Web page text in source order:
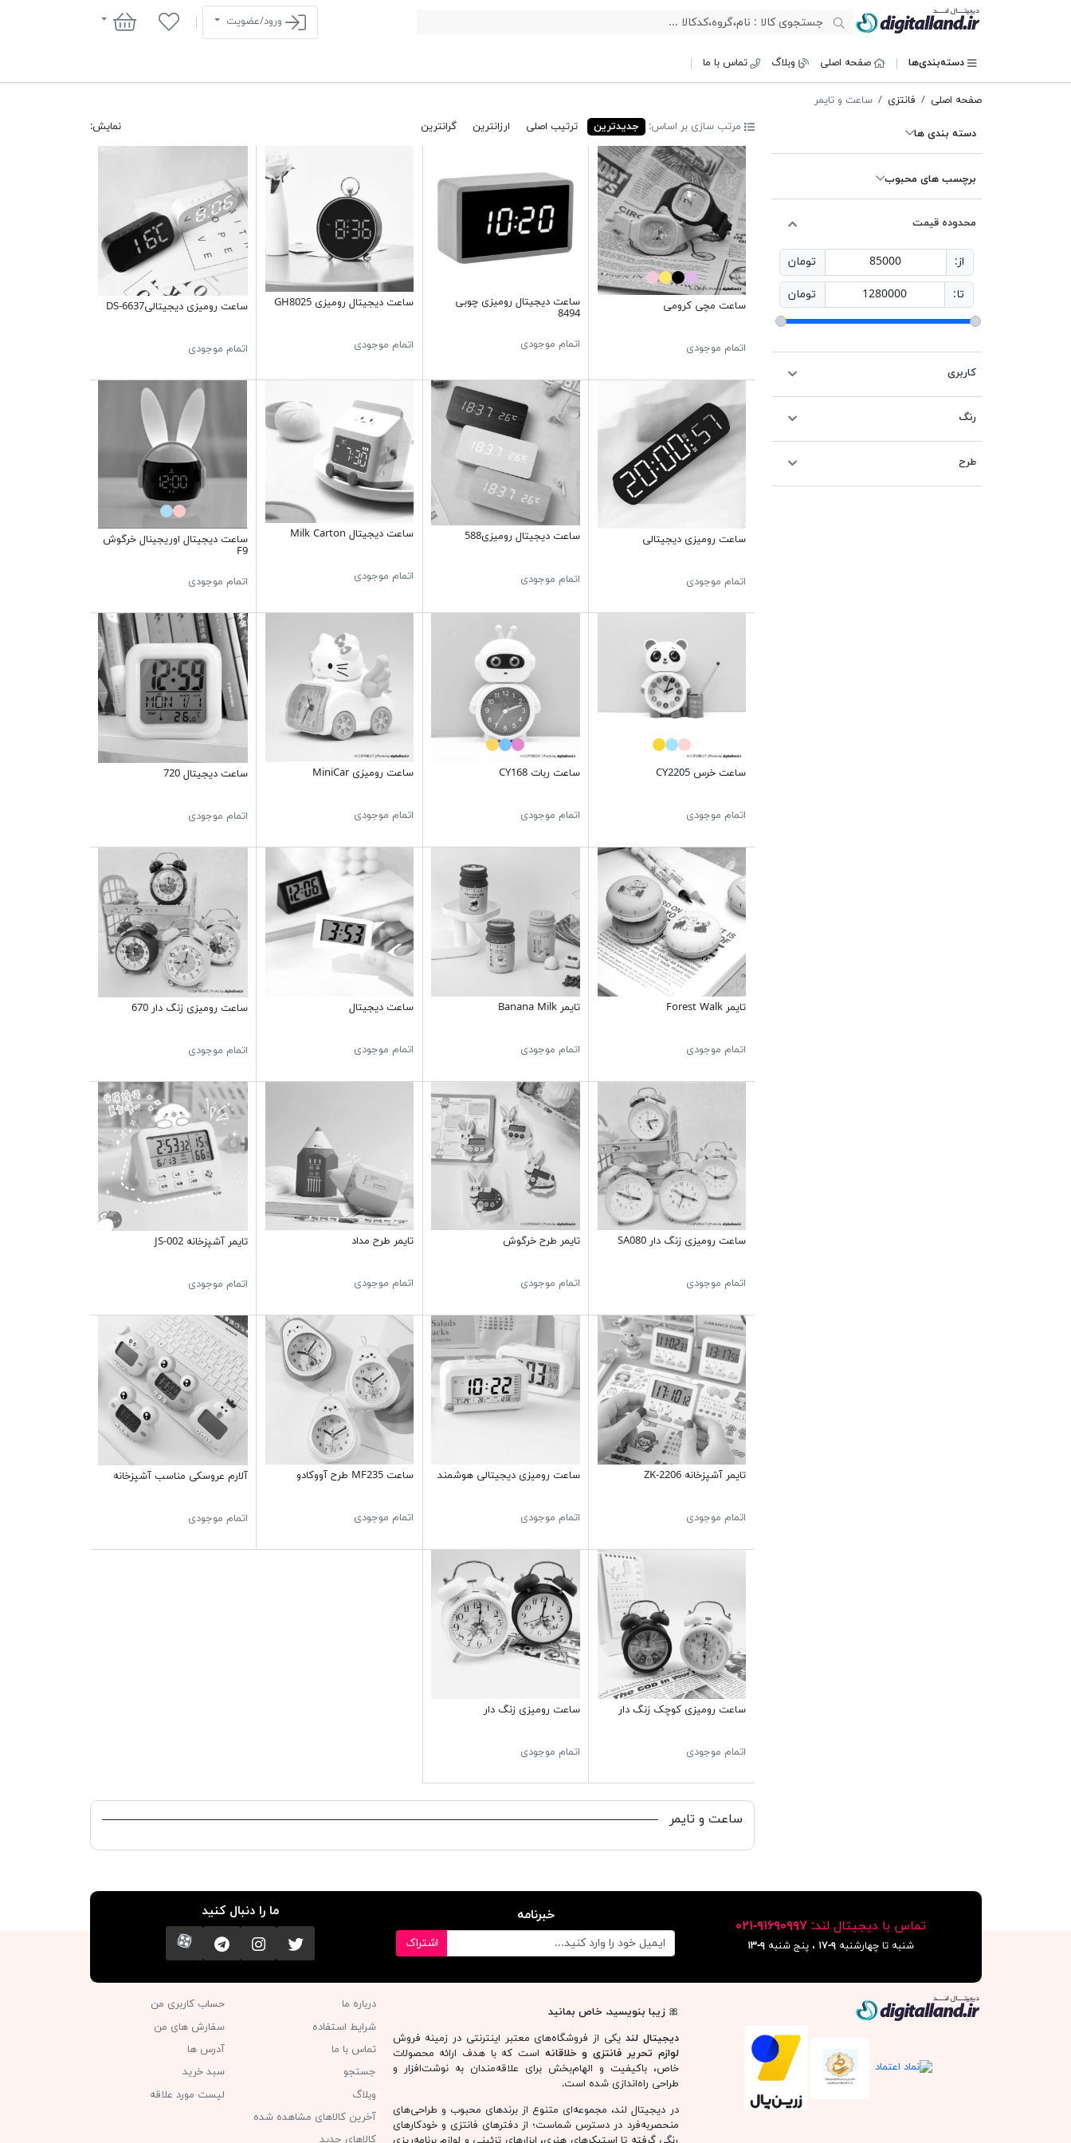
ورود/عضویت سبد خرید
دسته‌بندی‌ها صفحه اصلی وبلاگ تماس با ما
صفحه اصلی فانتزی ساعت و تایمر
دسته بندی ها
برچسب های محبوب
محدوده قیمت
از: 85000 تومان
تا: 1280000 تومان
کاربری
رنگ
طرح
نمایش: مرتب سازی بر اساس: جدیدترین ترتیب اصلی ارزانترین گرانترین
ساعت مچی کرومی
اتمام موجودی
ساعت دیجیتال رومیزی چوبی
8494
اتمام موجودی
ساعت دیجیتال رومیزی GH8025
اتمام موجودی
ساعت رومیزی دیجیتالیDS-6637
اتمام موجودی
ساعت رومیزی دیجیتالی
اتمام موجودی
ساعت دیجیتال رومیزی588
اتمام موجودی
ساعت دیجیتال Milk Carton
اتمام موجودی
ساعت دیجیتال اوریجینال خرگوش
F9
اتمام موجودی
ساعت خرس CY2205
اتمام موجودی
ساعت ربات CY168
اتمام موجودی
ساعت رومیزی MiniCar
اتمام موجودی
ساعت دیجیتال 720
اتمام موجودی
تایمر Forest Walk
اتمام موجودی
تایمر Banana Milk
اتمام موجودی
ساعت ديجيتال
اتمام موجودی
ساعت رومیزی زنگ دار 670
اتمام موجودی
ساعت روميزی زنگ دار SA080
اتمام موجودی
تایمر طرح خرگوش
اتمام موجودی
تایمر طرح مداد
اتمام موجودی
تایمر آشپزخانه JS-002
اتمام موجودی
تایمر آشپزخانه ZK-2206
اتمام موجودی
ساعت رومیزی دیجیتالی هوشمند
اتمام موجودی
ساعت MF235 طرح آووکادو
اتمام موجودی
آلارم عروسکی مناسب آشپزخانه
اتمام موجودی
ساعت رومیزی کوچک زنگ دار
اتمام موجودی
ساعت رومیزی زنگ دار
اتمام موجودی
ساعت و تایمر
تماس با دیجیتال لند: ٩١۶٩٠٩٩٧-٠٢١
شنبه تا چهارشنبه ۹-۱۷ ، پنج شنبه ۹-١٣
خبرنامه
اشتراک
ما را دنبال کنید
تویتر اینستاگرامکانال تلگرام
آپارات
🎀زیبا بنویسید، خاص بمانید
دیجیتال لند یکی از فروشگاه‌های معتبر اینترنتی در زمینه فروش
لوازم تحریر فانتزی و خلاقانه است که با هدف ارائه محصولات
خاص، باکیفیت و الهام‌بخش برای علاقه‌مندان به نوشت‌افزار و
طراحی راه‌اندازی شده است.
در دیجیتال لند، مجموعه‌ای متنوع از برندهای محبوب و طراحی‌های
منحصربه‌فرد در دسترس شماست؛ از دفترهای فانتزی و خودکارهای
درباره ما
شرایط استفاده
تماس با ما
جستجو
وبلاگ
آخرین کالاهای مشاهده شده
کالاهای جدید
حساب کاربری من
سفارش های من‎
آدرس ها
سبد خرید
لیست مورد علاقه